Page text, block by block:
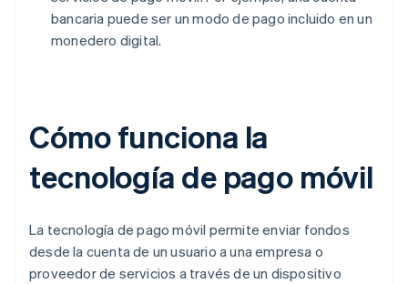
bancaria puede ser un modo de pago incluido en un
monedero digital.
Cómo funciona la
tecnología de pago móvil
La tecnología de pago móvil permite enviar fondos
desde la cuenta de un usuario a una empresa o
proveedor de servicios a través de un dispositivo